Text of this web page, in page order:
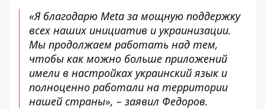
«Я благодарю Meta за мощную поддержку
всех наших инициатив и украинизации.
Мы продолжаем работать над тем,
чтобы как можно больше приложений
имели в настройках украинский язык и
полноценно работали на территории
нашей страны», – заявил Федоров.